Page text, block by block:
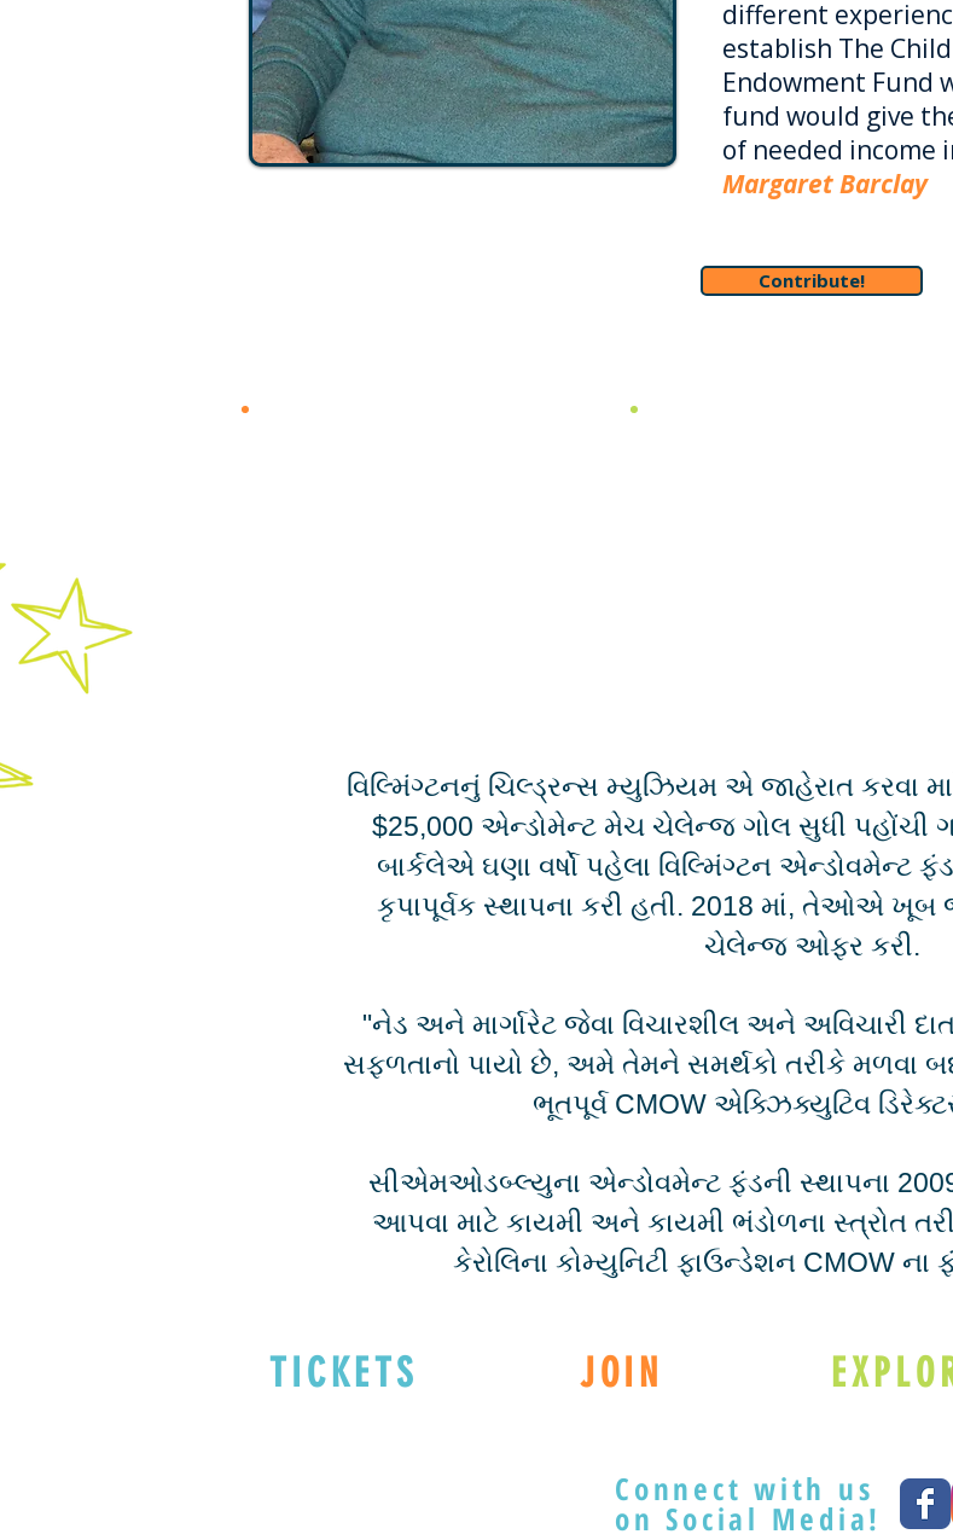
different
establish The
Endowment Fund
fund would give
of needed
Margaret Barclay
Contribute!
વિલ્મિંગ્ટનનું ચિલ્ડ્રન્સ મ્યુઝિયમ એ જાહેરાત કરવા
$25,000 એન્ડોમેન્ટ મેચ ચેલેન્જ ગોલ સુધી પહોંચી
બાર્કલેએ ઘણા વર્ષો પહેલા વિલ્મિંગ્ટન એન્ડોવમેન્ટ
કૃપાપૂર્વક સ્થાપના કરી હતી. 2018 માં, તેઓએ ખૂબ
ચેલેન્જ ઓફર કરી.
"નેડ અને માર્ગારેટ જેવા વિચારશીલ અને અવિચારી
સફળતાનો પાયો છે, અમે તેમને સમર્થકો તરીકે મળવા
ભૂતપૂર્વ CMOW એક્ઝિક્યુટિવ
સીએમઓડબ્લ્યુના એન્ડોવમેન્ટ ફંડની સ્થાપના
આપવા માટે કાયમી અને કાયમી ભંડોળના સ્ત્રોત
કેરોલિના કોમ્યુનિટી ફાઉન્ડેશન CMOW
TICKETS JOIN
Connect with us
on Social Media!